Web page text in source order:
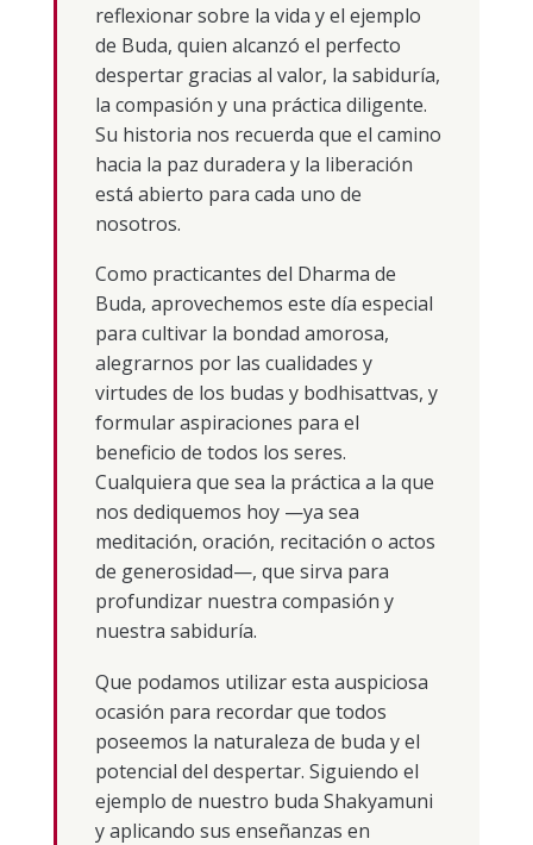
reflexionar sobre la vida y el ejemplo
de Buda, quien alcanzó el perfecto
despertar gracias al valor, la sabiduría,
la compasión y una práctica diligente.
Su historia nos recuerda que el camino
hacia la paz duradera y la liberación
está abierto para cada uno de
nosotros.
Como practicantes del Dharma de
Buda, aprovechemos este día especial
para cultivar la bondad amorosa,
alegrarnos por las cualidades y
virtudes de los budas y bodhisattvas, y
formular aspiraciones para el
beneficio de todos los seres.
Cualquiera que sea la práctica a la que
nos dediquemos hoy —ya sea
meditación, oración, recitación o actos
de generosidad—, que sirva para
profundizar nuestra compasión y
nuestra sabiduría.
Que podamos utilizar esta auspiciosa
ocasión para recordar que todos
poseemos la naturaleza de buda y el
potencial del despertar. Siguiendo el
ejemplo de nuestro buda Shakyamuni
y aplicando sus enseñanzas en